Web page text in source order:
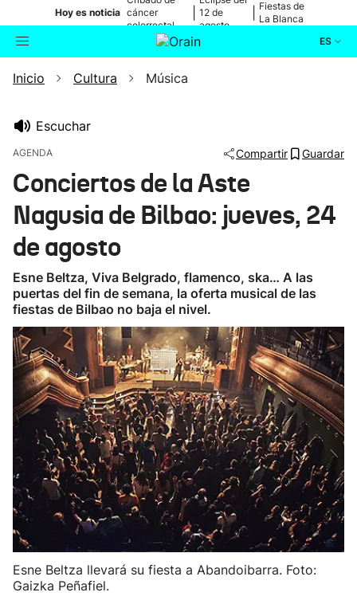
Hoy es noticia cáncer
colorrectal
12 de
agosto
Fiestas de
La Blanca
ES
Buscador Actualidad
Ikusmiran
Inicio Cultura Música
Escuchar
AGENDA Compartir Guardar
Conciertos de la Aste
Nagusia de Bilbao: jueves, 24
de agosto
Esne Beltza, Viva Belgrado, flamenco, ska… A las
puertas del fin de semana, la oferta musical de las
fiestas de Bilbao no baja el nivel.
Esne Beltza llevará su fiesta a Abandoibarra. Foto:
Gaizka Peñafiel.